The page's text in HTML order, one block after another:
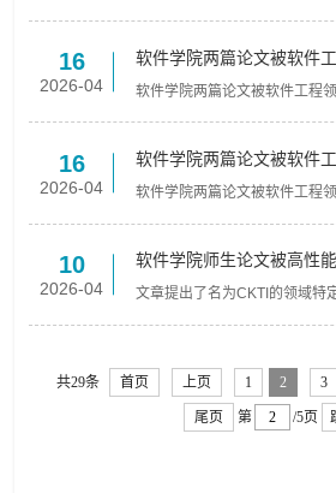
Assessing the C...
16
2026-04
软件学院两篇论文被软件
议 FSE 2026录用
软件学院两篇论文被软件工程
——ACM Int...
16
2026-04
软件学院两篇论文被软件
议 FSE 2026录用
软件学院两篇论文被软件工程
Transact...
10
2026-04
软件学院师生论文被高性
录用
文章提出了名为CKTI的领域特
共29条
首页 上页 1 2 3
尾页 第 /5页